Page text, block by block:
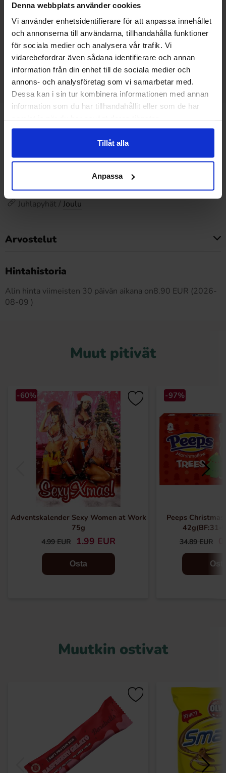
Denna webbplats använder cookies
Vi använder enhetsidentifierare för att anpassa innehållet
och annonserna till användarna, tillhandahålla funktioner
för sociala medier och analysera vår trafik. Vi
vidarebefordrar även sådana identifierare och annan
information från din enhet till de sociala medier och
annons- och analysföretag som vi samarbetar med.
Dessa kan i sin tur kombinera informationen med annan
information som du har tillhandahållit eller som de har
Tillåt alla
Anpassa
Katso lisää Look-O-Look
Joulukalenterit
Juhlapyhät
Juhlapyhät / Joulu
Arvostelut
Hintahistoria
Alin hinta viimeisten 30 päivän aikana on8.90 EUR (2026-
08-09 )
Muut pitivät
-60%
Adventskalender Sexy Women at Work
75g
4.99 EUR 1.99 EUR
Osta
-97%
Peeps
42g(BF:31-
34.89 EUR
Muutkin ostivat